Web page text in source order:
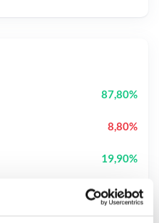
87,80%
8,80%
19,90%
3,40%